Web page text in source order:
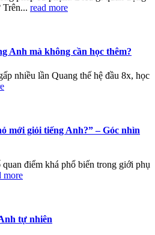
read more
Anh mà không cần học thêm?
nhiều lần Quang thế hệ đầu 8x, học
mới giỏi tiếng Anh?” – Góc nhìn
điểm khá phổ biến trong giới phụ
more
tự nhiên